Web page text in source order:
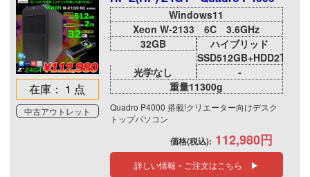
在庫： 1 点
中古アウトレット
Windows11
Xeon W-2133 6C 3.6GHz
32GB
ハイブリッド
SSD512GB+HDD2TB
光学なし
-
重量11300g
Quadro P4000 搭載!クリエーター向けデスク
トップパソコン
価格(税込): 112,980円
詳しい情報・ご注文はこちら ▶